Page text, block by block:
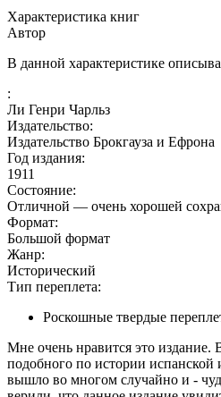
Характеристика книг
Автор
В данной характеристике
:
Ли Генри Чарльз
Издательство:
Издательство Брокгауза и Ефрона
Год издания:
1911
Состояние:
Отличной — очень хорошей
Формат:
Большой формат
Жанр:
Исторический
Тип переплета:
Роскошные твердые
Мне очень нравится это издание.
подобного по истории
вышло во многом случайно и -